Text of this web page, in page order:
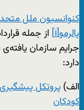
کنوانسیون ملل متحد
پالرمو[i] از جمله
جرایم سازمان
دارد:
الف) پروتکل
کودکان